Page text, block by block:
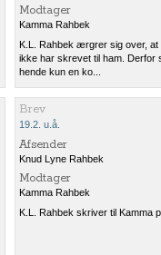
Modtager
Kamma Rahbek
K.L. Rahbek ærgrer sig over, at
ikke har skrevet til ham. Derfor
hende kun en ko...
Brev
19.2. u.å.
Afsender
Knud Lyne Rahbek
Modtager
Kamma Rahbek
K.L. Rahbek skriver til Kamma